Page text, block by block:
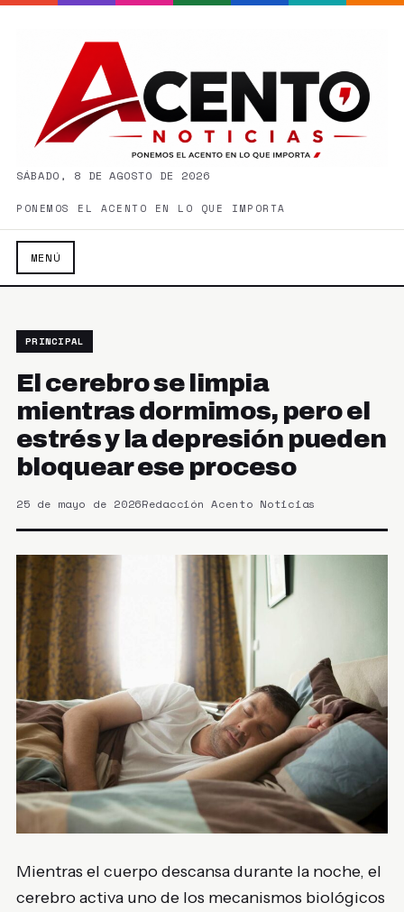
SÁBADO, 8 DE AGOSTO DE 2026
PONEMOS EL ACENTO EN LO QUE IMPORTA
MENÚ
PRINCIPAL
El cerebro se limpia
mientras dormimos, pero el
estrés y la depresión pueden
bloquear ese proceso
25 de mayo de 2026Redacción Acento Noticias
Mientras el cuerpo descansa durante la noche, el
cerebro activa uno de los mecanismos biológicos